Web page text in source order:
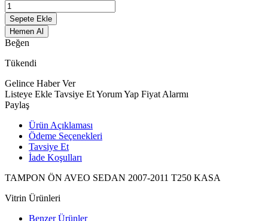
Sepete Ekle
Hemen Al
Beğen
Tükendi
Gelince Haber Ver
Listeye Ekle Tavsiye EtYorum Yap Fiyat Alarmı
Paylaş
Ürün Açıklaması
Ödeme Seçenekleri
Tavsiye Et
İade Koşulları
TAMPON ÖN AVEO SEDAN 2007-2011 T250 KASA
Vitrin Ürünleri
Benzer Ürünler